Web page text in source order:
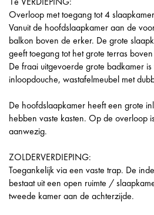
Overloop met toegang tot 4
Vanuit de hoofdslaapkamer aan de
balkon boven de erker. De grote
geeft toegang tot het grote terras
De fraai uitgevoerde grote badkamer
inloopdouche, wastafelmeubel met
De hoofdslaapkamer heeft een grote
hebben vaste kasten. Op de overloop
aanwezig.
ZOLDERVERDIEPING:
Toegankelijk via een vaste trap. De
bestaat uit een open ruimte /
tweede kamer aan de achterzijde.